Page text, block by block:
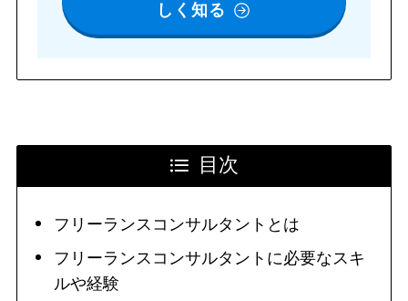
しく知る
目次
フリーランスコンサルタントとは
フリーランスコンサルタントに必要なスキ
ルや経験